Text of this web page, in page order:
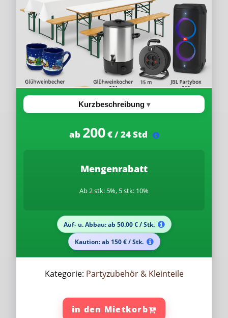
Kurzbeschreibung
ab 200€ / 24 Std
Mengenrabatt
Ab 2 stk: 5%, 5 stk: 10%
Auf- u. Abbau: ab 50.00 € / Stk.
Kaution: ab 150 € / Stk.
Kategorie: Partyzubehör & Kleinteile
in den Mietkorb